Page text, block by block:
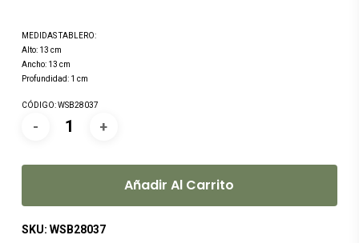
MEDIDAS TABLERO:
Alto: 13 cm
Ancho: 13 cm
Profundidad: 1 cm
CÓDIGO: WSB28037
Añadir Al Carrito
SKU: WSB28037